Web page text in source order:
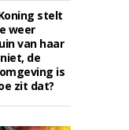
stelt
weer
van haar
de
is
zit dat?